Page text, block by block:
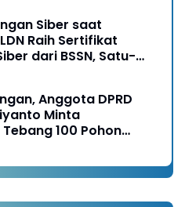
Siber saat
Raih Sertifikat
dari BSSN, Satu-
Anggota DPRD
Minta
100 Pohon